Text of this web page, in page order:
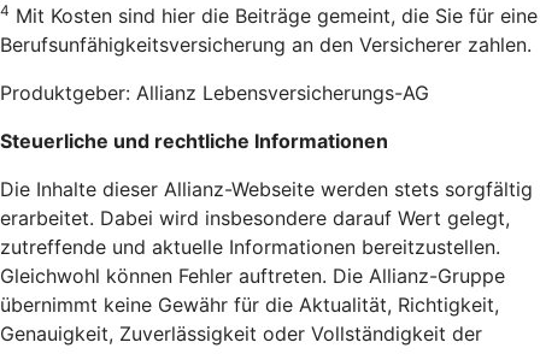
4 Mit Kosten sind hier die Beiträge gemeint, die Sie für eine
Berufsunfähigkeitsversicherung an den Versicherer zahlen.
Produktgeber: Allianz Lebensversicherungs-AG
Steuerliche und rechtliche Informationen
Die Inhalte dieser Allianz-Webseite werden stets sorgfältig
erarbeitet. Dabei wird insbesondere darauf Wert gelegt,
zutreffende und aktuelle Informationen bereitzustellen.
Gleichwohl können Fehler auftreten. Die Allianz-Gruppe
übernimmt keine Gewähr für die Aktualität, Richtigkeit,
Genauigkeit, Zuverlässigkeit oder Vollständigkeit der